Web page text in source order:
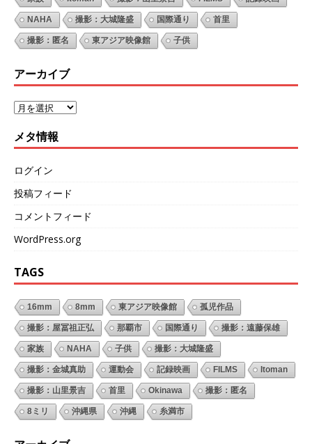
NAHA 撮影：大城隆盛 国際通り 首里
撮影：匿名 東アジア映像館 子供
アーカイブ
メタ情報
ログイン
投稿フィード
コメントフィード
WordPress.org
TAGS
16mm 8mm 東アジア映像館 孤児作品
撮影：屋冨祖正弘 那覇市 国際通り 撮影：遠藤保雄
家族 NAHA 子供 撮影：大城隆盛
撮影：金城真助 運動会 記録映画 FILMS Itoman
撮影：山里景吉 首里 Okinawa 撮影：匿名
8ミリ 沖縄県 沖縄 糸満市